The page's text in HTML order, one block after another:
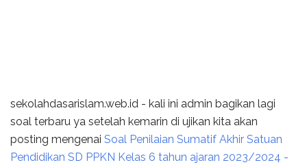
sekolahdasarislam.web.id - kali ini admin bagikan lagi
soal terbaru ya setelah kemarin di ujikan kita akan
posting mengenai Soal Penilaian Sumatif Akhir Satuan
Pendidikan SD PPKN Kelas 6 tahun ajaran 2023/2024 -